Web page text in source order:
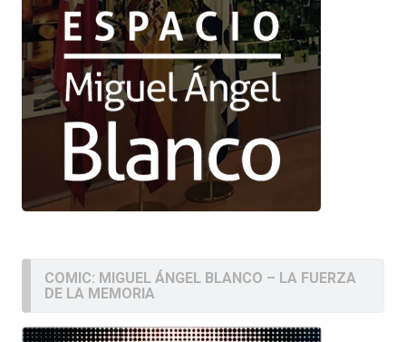
COMIC: MIGUEL ÁNGEL BLANCO – LA FUERZA
DE LA MEMORIA